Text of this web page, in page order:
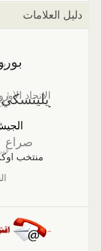
دليل العلامات